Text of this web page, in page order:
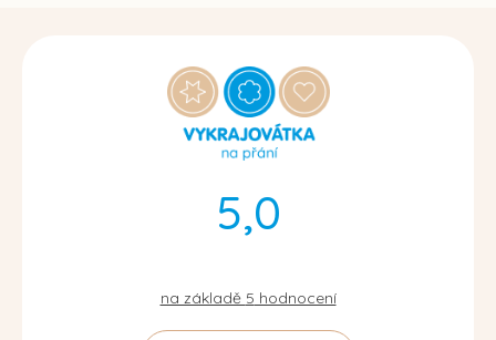
5,0
na základě 5 hodnocení